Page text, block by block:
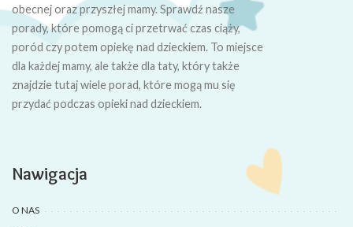
obecnej oraz przyszłej mamy. Sprawdź nasze
porady, które pomogą ci przetrwać czas ciąży,
poród czy potem opiekę nad dzieckiem. To miejsce
dla każdej mamy, ale także dla taty, który także
znajdzie tutaj wiele porad, które mogą mu się
przydać podczas opieki nad dzieckiem.
Nawigacja
O NAS